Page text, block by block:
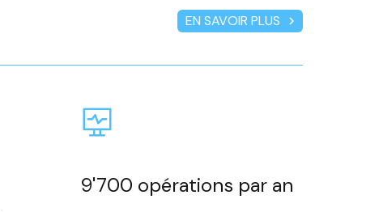
EN SAVOIR PLUS chevron_right
9'700 opérations par an